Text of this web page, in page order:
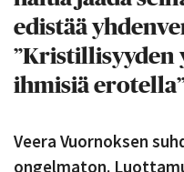
edistää
”Kristillisyyden
ihmisiä
Veera Vuornoksen
ongelmaton.